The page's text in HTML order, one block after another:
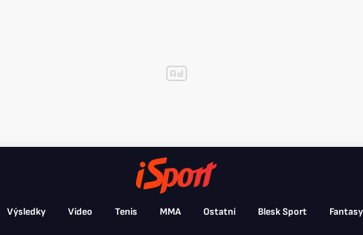
Výsledky Video Tenis MMA Ostatní Blesk Sport